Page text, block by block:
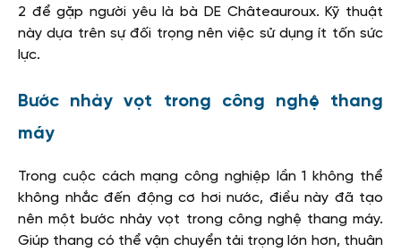
2 để gặp người yêu là bà DE Châteauroux. Kỹ thuật
này dựa trên sự đối trọng nên việc sử dụng ít tốn sức
lực.
Bước nhảy vọt trong công nghệ thang
máy
Trong cuộc cách mạng công nghiệp lần 1 không thể
không nhắc đến động cơ hơi nước, điều này đã tạo
nên một bước nhảy vọt trong công nghệ thang máy.
Giúp thang có thể vận chuyển tải trọng lớn hơn, thuân